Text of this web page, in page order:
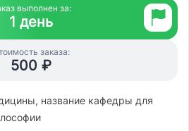
выполнен за:
1 день
заказа:
500 ₽
название кафедры для